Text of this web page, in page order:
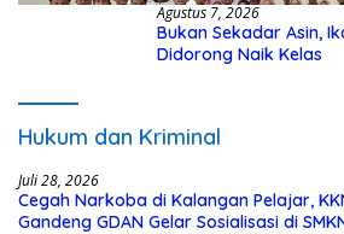
Agustus 7, 2026
Bukan Sekadar Asin,
Didorong Naik Kelas
Hukum dan Kriminal
Juli 28, 2026
Cegah Narkoba di Kalangan Pelajar,
Gandeng GDAN Gelar Sosialisasi di